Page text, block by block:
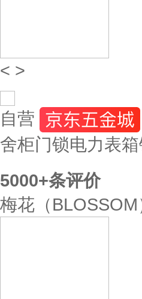
< >
自营
舍柜门锁电力表
5000+条评价
梅花（